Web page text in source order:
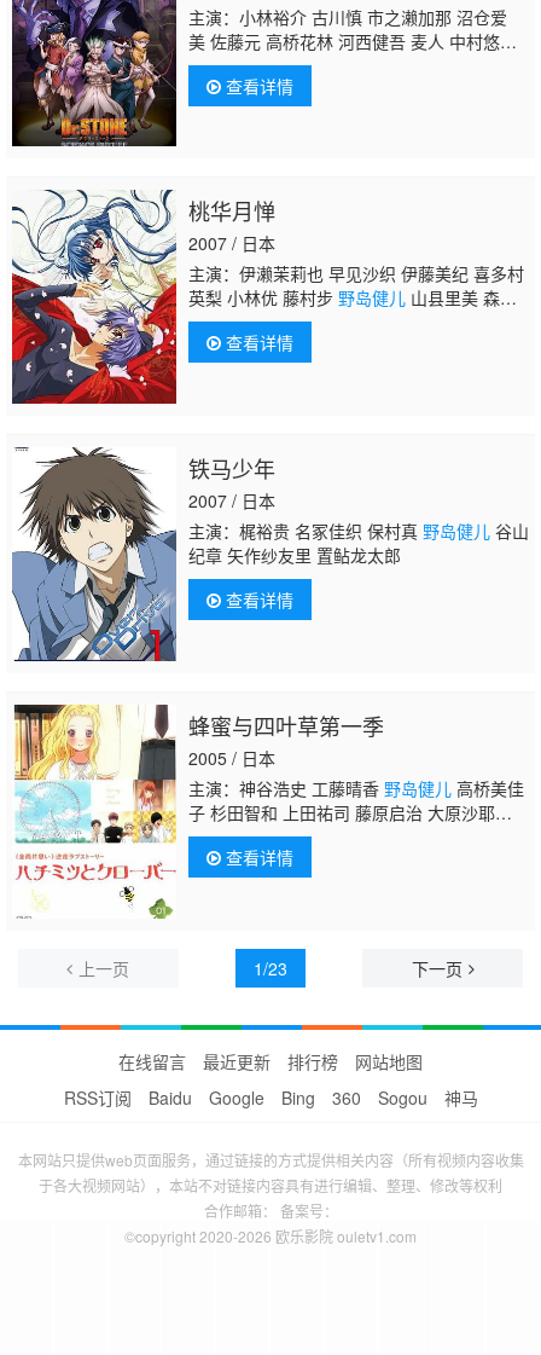
主演：小林裕介 古川慎 市之濑加那 沼仓爱
美 佐藤元 高桥花林 河西健吾 麦人 中村悠
一 石田彰 小野贤章 铃木崚汰 坂本真绫
健儿 游佐浩二
查看详情
桃华月惮
2007 / 日本
主演：伊濑茉莉也 早见沙织 伊藤美纪 喜多村
英梨 小林优 藤村步 野岛健儿山县里美 森永
理科 河原木志穗 玉川纱己子 清水爱 山本麻里
安 渡边明乃 下屋则子 井口裕香 高桥理惠
子 斋藤彩夏 能登麻美子 小林沙苗 速水奖
查看详情
铁马少年
2007 / 日本
主演：梶裕贵 名冢佳织 保村真 野岛健儿谷山
纪章 矢作纱友里 置鲇龙太郎
查看详情
蜂蜜与四叶草第一季
2005 / 日本
主演：神谷浩史 工藤晴香 野岛健儿高桥美佳
子 杉田智和 上田祐司 藤原启治 大原沙耶
香 竹若拓磨
查看详情
上一页 1/23 下一页
在线留言 最近更新 排行榜
网站地图
RSS订阅
Baidu Google Bing 360 Sogou 神马
本网站只提供web页面服务，通过链接的方式提供相关内容（所有视频内容收集
于各大视频网站），本站不对链接内容具有进行编辑、整理、修改等权利
合作邮箱： 备案号：
©copyright 2020-2026 欧乐影院 ouletv1.com